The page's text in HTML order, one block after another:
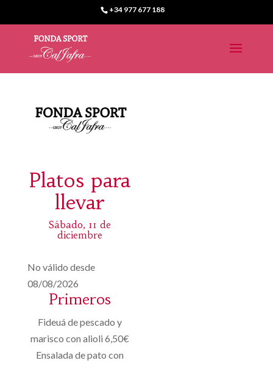
+34 977 677 188
Platos para
llevar
Sábado, 11 de
diciembre
No válido desde
08/08/2026
Primeros
Fideuá de pescado y
marisco con alioli 6,50€
Ensalada de pato con